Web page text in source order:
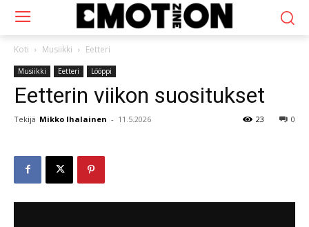
Koti Musiikki Eetteri
Musiikki Eetteri Lööppi
Eetterin viikon suositukset
Tekijä Mikko Ihalainen - 11.5.2026 0
23